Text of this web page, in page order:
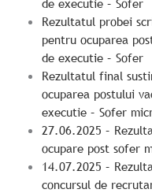
Rezultatul probei
pentru ocuparea
de executie – Sofer
Rezultatul final
ocuparea postului
executie – Sofer
27.06.2025 –
ocupare post sofer
14.07.2025 –
concursul de